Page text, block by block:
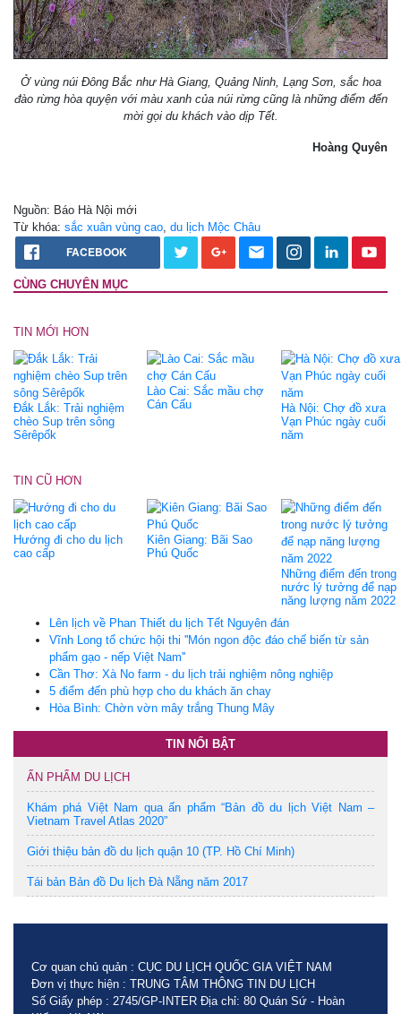
Ở vùng núi Đông Bắc như Hà Giang, Quảng Ninh, Lạng Sơn, sắc hoa
đào rừng hòa quyện với màu xanh của núi rừng cũng là những điểm đến
mời gọi du khách vào dịp Tết.
Hoàng Quyên
Nguồn: Báo Hà Nội mới
Từ khóa: sắc xuân vùng cao du lịch Mộc Châu
FACEBOOK
CÙNG CHUYÊN MỤC
TIN MỚI HƠN
Đắk Lắk: Trải nghiệm
chèo Sup trên sông
Sêrêpốk
Lào Cai: Sắc mầu chợ
Cán Cấu
Hà Nội: Chợ đồ xưa
Vạn Phúc ngày cuối
năm
TIN CŨ HƠN
Hướng đi cho du lịch
cao cấp
Kiên Giang: Bãi Sao
Phú Quốc
Những điểm đến trong
nước lý tưởng để nạp
năng lượng năm 2022
Lên lịch về Phan Thiết du lịch Tết Nguyên đán
Vĩnh Long tổ chức hội thi ''Món ngon độc đáo chế biến từ sản
phẩm gạo - nếp Việt Nam''
Cần Thơ: Xà No farm - du lịch trải nghiệm nông nghiệp
5 điểm đến phù hợp cho du khách ăn chay
Hòa Bình: Chờn vờn mây trắng Thung Mây
TIN NỔI BẬT
ẤN PHẨM DU LỊCH
Khám phá Việt Nam qua ấn phẩm “Bản đồ du lịch Việt Nam –
Vietnam Travel Atlas 2020”
Giới thiệu bản đồ du lịch quận 10 (TP. Hồ Chí Minh)
Tái bản Bản đồ Du lịch Đà Nẵng năm 2017
Cơ quan chủ quản : CỤC DU LỊCH QUỐC GIA VIỆT NAM
Đơn vị thực hiện : TRUNG TÂM THÔNG TIN DU LỊCH
Số Giấy phép : 2745/GP-INTER Địa chỉ: 80 Quán Sứ - Hoàn